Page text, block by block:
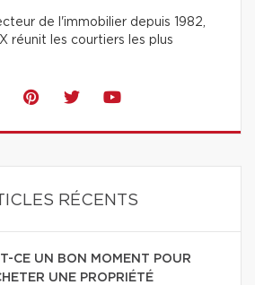
de l'immobilier depuis 1982,
réunit les courtiers les plus
RÉCENTS
CE UN BON MOMENT POUR
UNE PROPRIÉTÉ